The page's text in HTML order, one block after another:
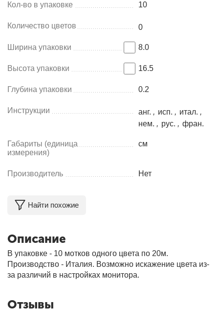
Кол-во в упаковке 10
Количество цветов 0
Ширина упаковки 8.0
Высота упаковки 16.5
Глубина упаковки 0.2
Инструкции анг. , исп. , итал. ,
нем. , рус. , фран.
Габариты (единица
измерения)
см
Производитель Нет
Найти похожие
Описание
В упаковке - 10 мотков одного цвета по 20м.
Производство - Италия. Возможно искажение цвета из-
за различий в настройках монитора.
Отзывы